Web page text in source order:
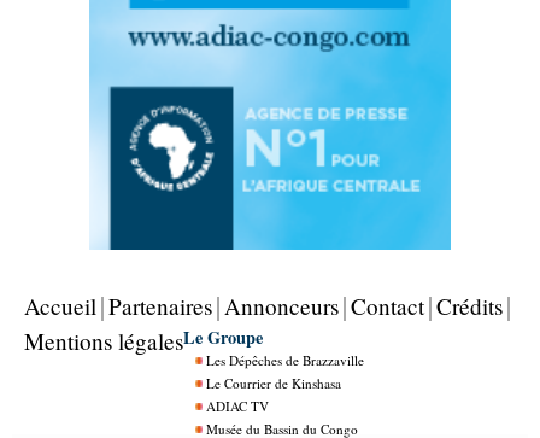
Accueil Partenaires Annonceurs Contact Crédits
Mentions légalesLe Groupe
Les Dépêches de Brazzaville
Le Courrier de Kinshasa
ADIAC TV
Musée du Bassin du Congo